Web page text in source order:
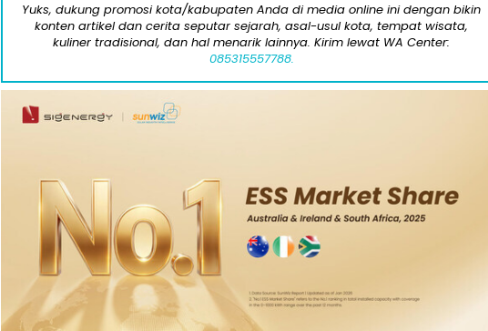
Yuks, dukung promosi kota/kabupaten Anda di media online ini dengan bikin
konten artikel dan cerita seputar sejarah, asal-usul kota, tempat wisata,
kuliner tradisional, dan hal menarik lainnya. Kirim lewat WA Center:
085315557788.